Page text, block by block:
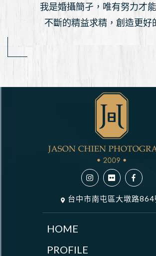
我是婚攝簡孑，唯有努力才
不斷的精益求精，創造更好
HOME
PROFILE
台中市南屯區大墩路864